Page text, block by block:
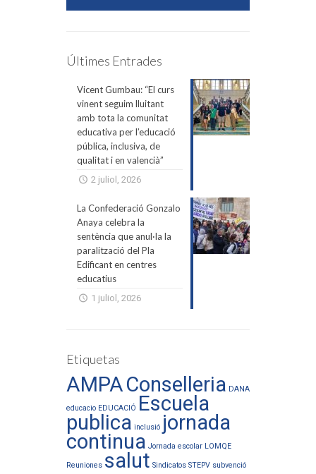
Últimes Entrades
Vicent Gumbau: “El curs
vinent seguim lluitant
amb tota la comunitat
educativa per l’educació
pública, inclusiva, de
qualitat i en valencià”
2 juliol, 2026
La Confederació Gonzalo
Anaya celebra la
sentència que anul·la la
paralització del Pla
Edificant en centres
educatius
1 juliol, 2026
Etiquetas
AMPAConselleria DANA
educacio EDUCACIÓ Escuela
publica inclusió jornada
continua Jornada escolar LOMQE
Reuniones salut Sindicatos STEPV subvenció